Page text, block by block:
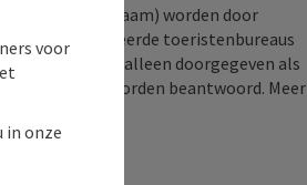
optioneel: naam) worden door
u geselecteerde toeristenbureaus
en worden alleen doorgegeven als
moet worden beantwoord. Meer
voor
in onze